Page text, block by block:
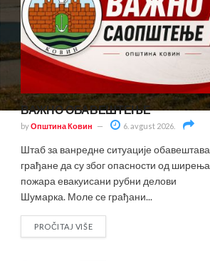
ВАЖНО ОБАВЕШТЕЊЕ
byОпштина Ковин 6. avgust 2026.
Штаб за ванредне ситуације обавештава
грађане да су због опасности од ширења
пожара евакуисани рубни делови
Шумарка. Моле се грађани...
PROČITAJ VIŠE